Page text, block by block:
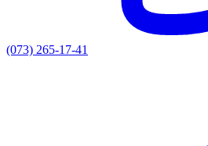
(073) 265-17-41